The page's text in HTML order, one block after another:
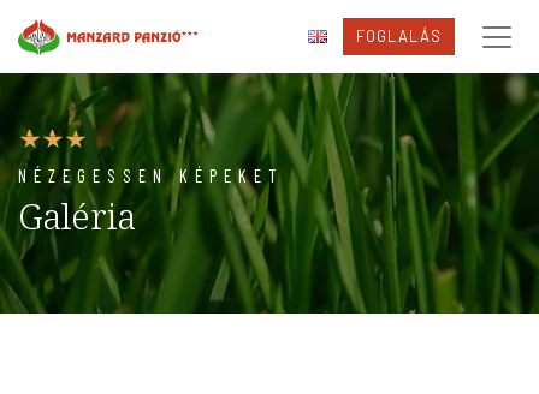
FOGLALÁS
NÉZEGESSEN KÉPEKET
Galéria